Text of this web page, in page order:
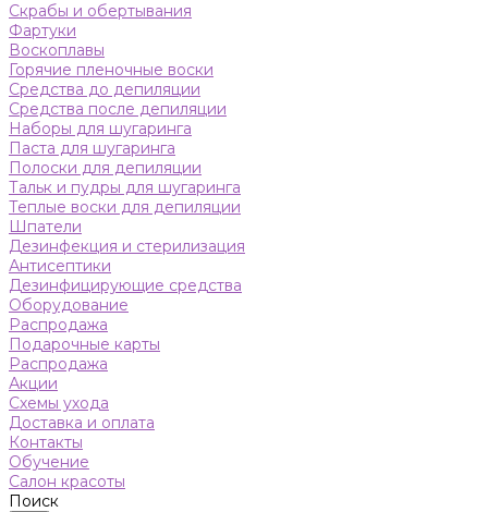
Скрабы и обертывания
Фартуки
Воскоплавы
Горячие пленочные воски
Средства до депиляции
Средства после депиляции
Наборы для шугаринга
Паста для шугаринга
Полоски для депиляции
Тальк и пудры для шугаринга
Теплые воски для депиляции
Шпатели
Дезинфекция и стерилизация
Антисептики
Дезинфицирующие средства
Оборудование
Распродажа
Подарочные карты
Распродажа
Акции
Схемы ухода
Доставка и оплата
Контакты
Обучение
Салон красоты
Поиск